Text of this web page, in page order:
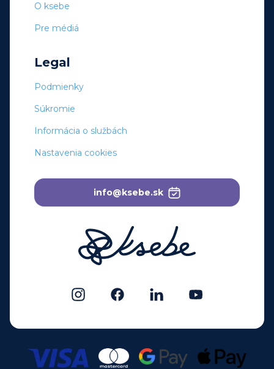
O ksebe
Pre médiá
Legal
Podmienky
Súkromie
Informácia o službách
Nastavenia cookies
info@ksebe.sk